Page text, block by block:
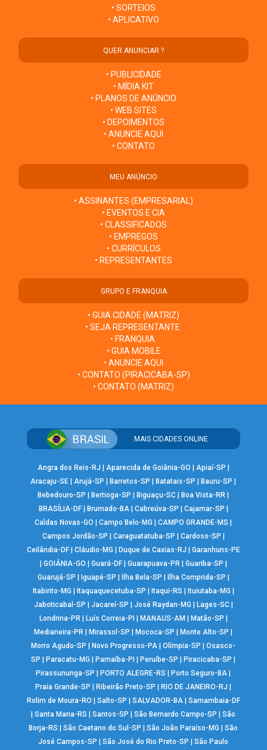
• SORTEIOS
• APLICATIVO
QUER ANUNCIAR ?
• PUBLICIDADE
• MÍDIA KIT
• PLANOS DE ANÚNCIO
• WEB SITES
• DEPOIMENTOS
• ANUNCIE AQUI
• CONTATO
MEU ANÚNCIO
• ASSINANTES (EMPRESARIAL)
• EVENTOS E CIA
• CLASSIFICADOS
• EMPREGOS
• CURRÍCULOS
• REPRESENTANTES
GRUPO E FRANQUIA
• GUIA CIDADE (MATRIZ)
• SEJA REPRESENTANTE
• FRANQUIA
• GUIA MOBILE
• ANUNCIE AQUI
• CONTATO (PIRACICABA-SP)
• CONTATO (MATRIZ)
MAIS CIDADES ONLINE
Angra dos Reis-RJ Aparecida de Goiânia-GO Apiaí-SP
Aracaju-SE |Arujá-SP Barretos-SP Batatais-SP Bauru-SP
Bebedouro-SP
Bertioga-SP Biguaçu-SC Boa Vista-RR
BRASÍLIA-DF| Brumado-BA| Cabreúva-SP Cajamar-SP
Caldas Novas-GO
|Campo Belo-MG |CAMPO GRANDE-MS
Campos Jordão-SP
Caraguatatuba-SP Cardoso-SP
Ceilândia-DF| Cláudio-MG Duque de Caxias-RJ
Garanhuns-PE
GOIÂNIA-GO Guará-DF| Guarapuava-PR| Guariba-SP
Guarujá-SP
Iguapé-SP Ilha Bela-SP Ilha Comprida-SP
Itabirito-MG
Itaquaquecetuba-SP Itaqui-RS Ituiutaba-MG
Jaboticabal-SP
Jacareí-SP José Raydan-MG Lages-SC|
Londrina-PR| Luís Correia-PI MANAUS-AM Matão-SP
Medianeira-PR
Mirassol-SP Mococa-SP Monte Alto-SP
Morro Agudo-SP
Novo Progresso-PA |Olímpia-SP |Osasco-
SP
Paracatu-MG Parnaíba-PI Peruíbe-SP Piracicaba-SP
Pirassununga-SP
PORTO ALEGRE-RS Porto Seguro-BA
Praia Grande-SP
Ribeirão Preto-SP RIO DE JANEIRO-RJ
Rolim de Moura-RO
Salto-SP SALVADOR-BA| Samambaia-DF
|Santa Maria-RS |Santos-SP |São Bernardo Campo-SP |São
Borja-RS
|São Caetano do Sul-SP |São João Paraíso-MG |São
José Campos-SP
|São José do Rio Preto-SP |São Paulo